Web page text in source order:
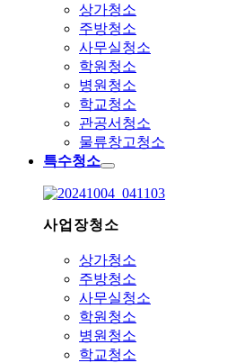
상가청소
주방청소
사무실청소
학원청소
병원청소
학교청소
관공서청소
물류창고청소
특수청소
사업장청소
상가청소
주방청소
사무실청소
학원청소
병원청소
학교청소